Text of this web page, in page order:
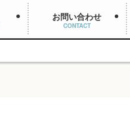
お問い合わせ
CONTACT